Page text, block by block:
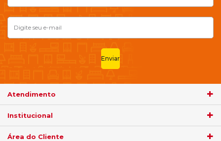
Enviar
Atendimento
Institucional
Área do Cliente